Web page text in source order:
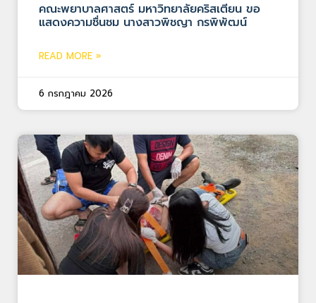
คณะพยาบาลศาสตร์ มหาวิทยาลัยคริสเตียน ขอ
แสดงความชื่นชม นางสาวพิชญา กรพิพัฒน์
READ MORE »
6 กรกฎาคม 2026